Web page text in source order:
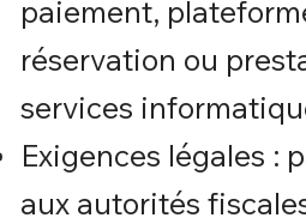
paiement,
réservation ou
services
Exigences légales :
aux autorités